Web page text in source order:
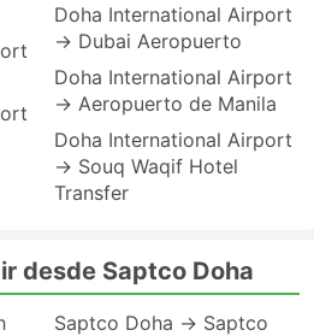
Doha International Airport
→ Dubai Aeropuerto
Doha International Airport
→ Aeropuerto de Manila
Doha International Airport
→ Souq Waqif Hotel
Transfer
desde Saptco Doha
Saptco Doha → Saptco